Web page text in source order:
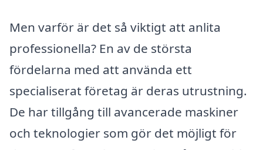
Men varför är det så viktigt att anlita
professionella? En av de största
fördelarna med att använda ett
specialiserat företag är deras utrustning.
De har tillgång till avancerade maskiner
och teknologier som gör det möjligt för